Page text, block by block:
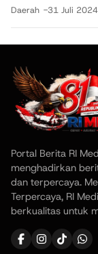
Daerah 31 Juli 2024
Portal Berita RI
menghadirkan
dan terpercaya.
Terpercaya, RI
berkualitas untuk